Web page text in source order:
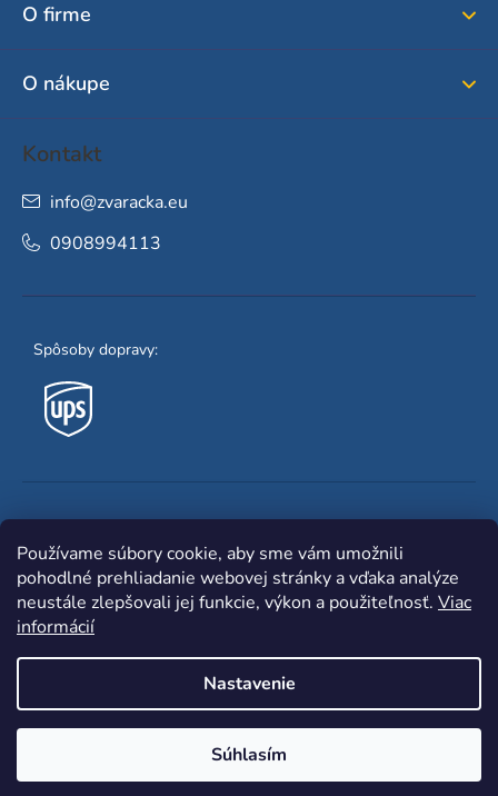
Používame súbory cookie, aby sme vám umožnili
pohodlné prehliadanie webovej stránky a vďaka analýze
neustále zlepšovali jej funkcie, výkon a použiteľnosť. Viac
informácií
Nastavenie
Súhlasím
O firme
O nákupe
Kontakt
info@zvaracka.eu
0908994113
Spôsoby dopravy:
Shoptet |mime digital
vyhradené.